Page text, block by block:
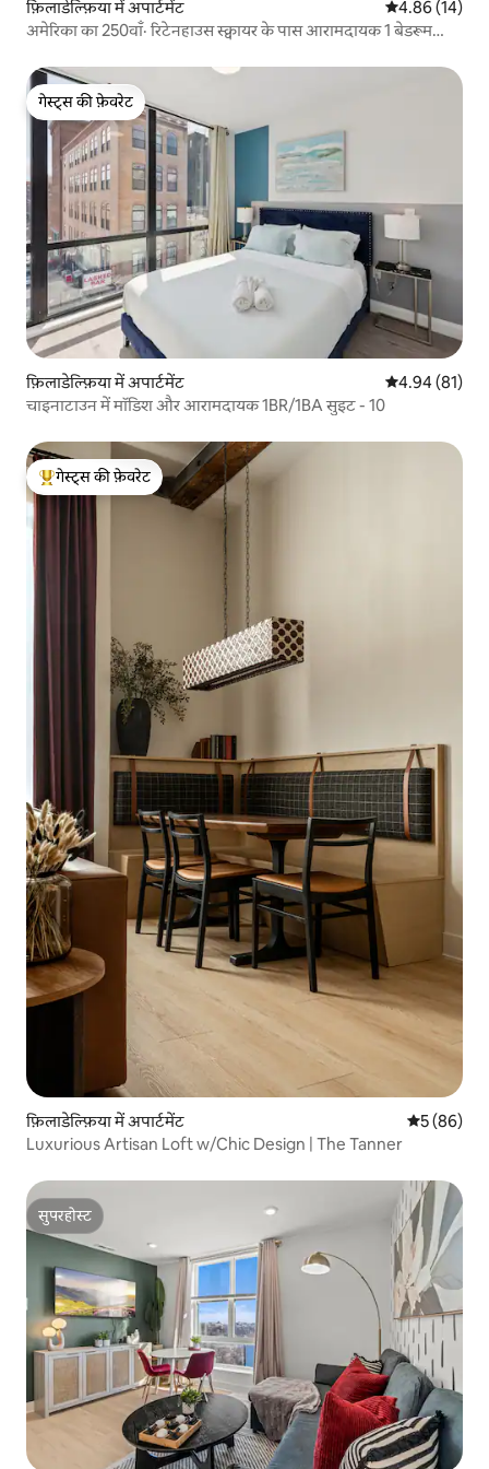
फ़िलाडेल्फ़िया में अपार्टमेंट औसत रेटिंग 5 में
4.86 (14)
अमेरिका का 250वाँ· रिटेनहाउस स्क्वायर के पास आरामदायक 1 बेडरूम
गेस्ट्स की फ़ेवरेट
गेस्ट्स की फ़ेवरेट
फ़िलाडेल्फ़िया में अपार्टमेंट औसत रेटिंग 5 में
4.94 (81)
चाइनाटाउन में मॉडिश और आरामदायक 1BR/1BA सुइट - 10
गेस्ट्स का टॉप फ़ेवरेट
गेस्ट्स की फ़ेवरेट
फ़िलाडेल्फ़िया में अपार्टमेंट औसत रेटिंग
5 (86)
Luxurious Artisan Loft w/Chic Design | The Tanner
सुपरहोस्ट
सुपरहोस्ट